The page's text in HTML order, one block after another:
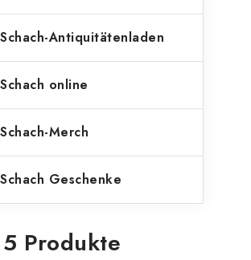
Schach-Antiquitätenladen
Schach online
Schach-Merch
Schach Geschenke
Produkte